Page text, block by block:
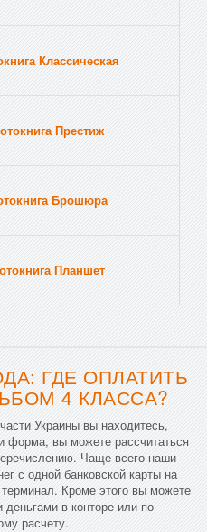
Классическая
Престиж
Брошюра
Планшет
ГДЕ ОПЛАТИТЬ
4 КЛАССА?
Украины вы находитесь,
форма, вы можете рассчитаться
Чаще всего наши
с одной банковской карты на
Кроме этого вы можете
в конторе или по
расчету.